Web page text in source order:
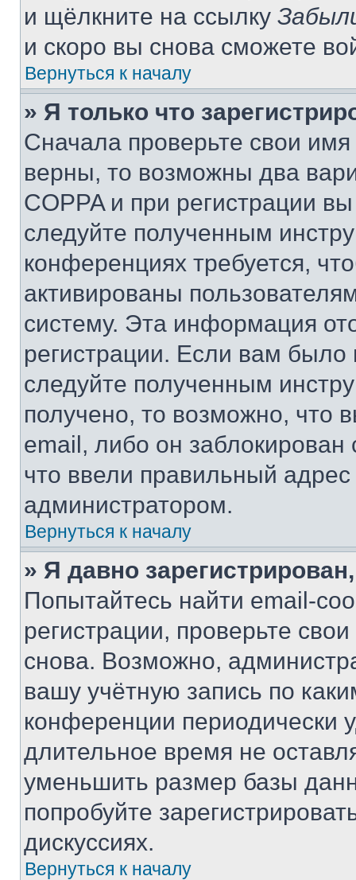
и щёлкните на ссылку
и скоро вы снова сможете
Вернуться к началу
» Я только что
Сначала проверьте свои
верны, то возможны два
COPPA и при регистрации
следуйте полученным
конференциях требуется,
активированы
систему. Эта информация
регистрации. Если вам
следуйте полученным
получено, то возможно, что
email, либо он
что ввели правильный адрес
администратором.
Вернуться к началу
» Я давно
Попытайтесь найти email-
регистрации, проверьте
снова. Возможно,
вашу учётную запись по
конференции периодически
длительное время не
уменьшить размер базы
попробуйте
дискуссиях.
Вернуться к началу